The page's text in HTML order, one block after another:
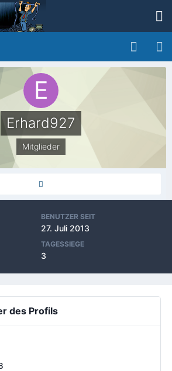
Erhard927
Mitglieder
BENUTZER SEIT
27. Juli 2013
TAGESSIEGE
3
des Profils